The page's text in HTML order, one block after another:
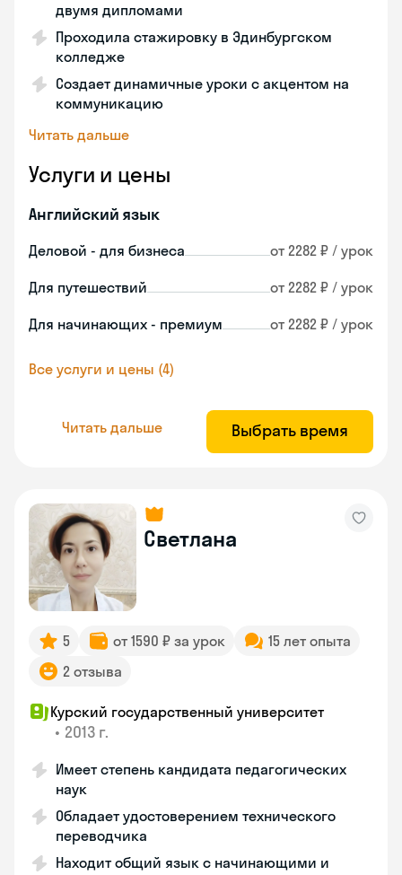
двумя дипломами
Проходила стажировку в Эдинбургском
колледже
Создает динамичные уроки с акцентом на
коммуникацию
Читать дальше
Услуги и цены
Английский язык
Деловой - для бизнеса от 2282 ₽ / урок
Для путешествий от 2282 ₽ / урок
Для начинающих - премиум от 2282 ₽ / урок
Все услуги и цены (4)
Читать дальше Выбрать время
Светлана
5 от 1590 ₽ за урок
15 лет опыта
2 отзыва
Курский государственный университет
• 2013 г.
Имеет степень кандидата педагогических
наук
Обладает удостоверением технического
переводчика
Находит общий язык с начинающими и